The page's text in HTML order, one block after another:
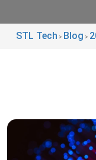
STL Tech > Blog >